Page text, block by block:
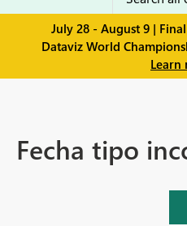
July 28 - August 9 |
Dataviz World
Learn
Fecha tipo